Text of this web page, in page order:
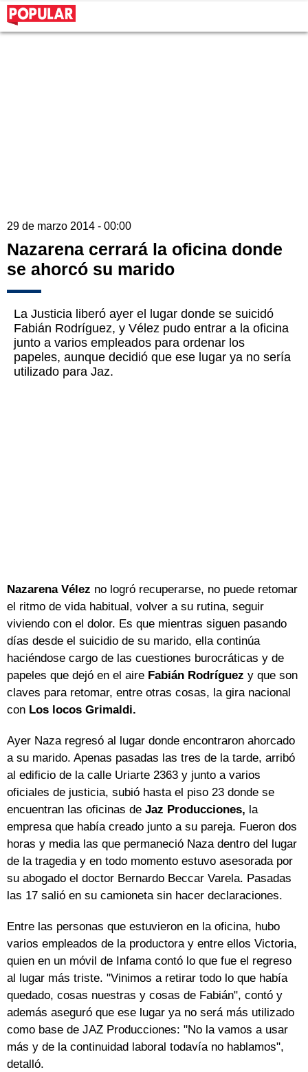
29 de marzo 2014 - 00:00
Nazarena cerrará la oficina donde
se ahorcó su marido
La Justicia liberó ayer el lugar donde se suicidó
Fabián Rodríguez, y Vélez pudo entrar a la oficina
junto a varios empleados para ordenar los
papeles, aunque decidió que ese lugar ya no sería
utilizado para Jaz.
Nazarena Vélez no logró recuperarse, no puede retomar
el ritmo de vida habitual, volver a su rutina, seguir
viviendo con el dolor. Es que mientras siguen pasando
días desde el suicidio de su marido, ella continúa
haciéndose cargo de las cuestiones burocráticas y de
papeles que dejó en el aire Fabián Rodríguez y que son
claves para retomar, entre otras cosas, la gira nacional
con Los locos Grimaldi.
Ayer Naza regresó al lugar donde encontraron ahorcado
a su marido. Apenas pasadas las tres de la tarde, arribó
al edificio de la calle Uriarte 2363 y junto a varios
oficiales de justicia, subió hasta el piso 23 donde se
encuentran las oficinas de Jaz Producciones, la
empresa que había creado junto a su pareja. Fueron dos
horas y media las que permaneció Naza dentro del lugar
de la tragedia y en todo momento estuvo asesorada por
su abogado el doctor Bernardo Beccar Varela. Pasadas
las 17 salió en su camioneta sin hacer declaraciones.
Entre las personas que estuvieron en la oficina, hubo
varios empleados de la productora y entre ellos Victoria,
quien en un móvil de Infama contó lo que fue el regreso
al lugar más triste. "Vinimos a retirar todo lo que había
quedado, cosas nuestras y cosas de Fabián", contó y
además aseguró que ese lugar ya no será más utilizado
como base de JAZ Producciones: "No la vamos a usar
más y de la continuidad laboral todavía no hablamos",
detalló.